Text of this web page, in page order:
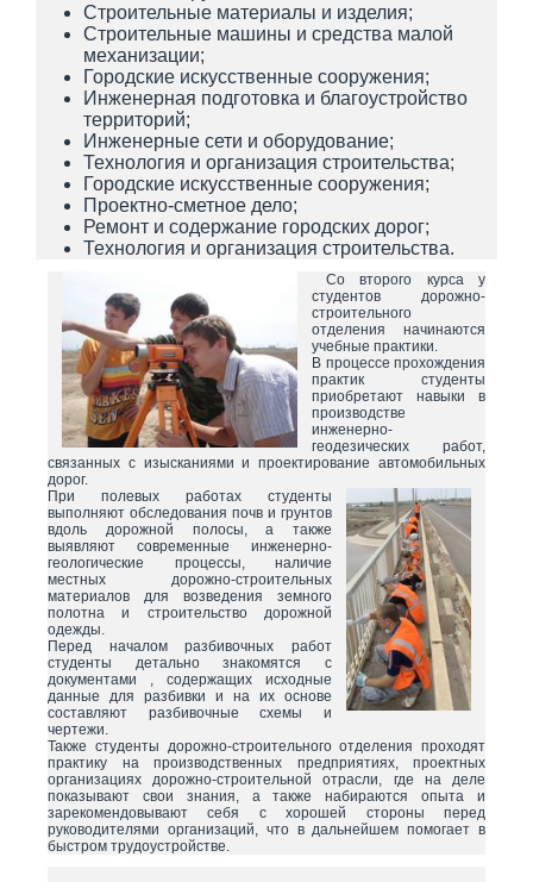
Строительные материалы и изделия;
Строительные машины и средства малой
механизации;
Городские искусственные сооружения;
Инженерная подготовка и благоустройство
территорий;
Инженерные сети и оборудование;
Технология и организация строительства;
Городские искусственные сооружения;
Проектно-сметное дело;
Ремонт и содержание городских дорог;
Технология и организация строительства.
Со второго курса у
студентов дорожно-
строительного
отделения начинаются
учебные практики.
В процессе прохождения
практик студенты
приобретают навыки в
производстве
инженерно-
геодезических работ,
связанных с изысканиями и проектирование автомобильных
дорог.
При полевых работах студенты
выполняют обследования почв и грунтов
вдоль дорожной полосы, а также
выявляют современные инженерно-
геологические процессы, наличие
местных дорожно-строительных
материалов для возведения земного
полотна и строительство дорожной
одежды.
Перед началом разбивочных работ
студенты детально знакомятся с
документами , содержащих исходные
данные для разбивки и на их основе
составляют разбивочные схемы и
чертежи.
Также студенты дорожно-строительного отделения проходят
практику на производственных предприятиях, проектных
организациях дорожно-строительной отрасли, где на деле
показывают свои знания, а также набираются опыта и
зарекомендовывают себя с хорошей стороны перед
руководителями организаций, что в дальнейшем помогает в
быстром трудоустройстве.